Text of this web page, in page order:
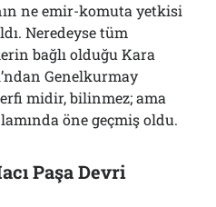
ne emir-komuta yetkisi
Neredeyse tüm
bağlı olduğu Kara
Genelkurmay
midir, bilinmez; ama
öne geçmiş oldu.
Paşa Devri